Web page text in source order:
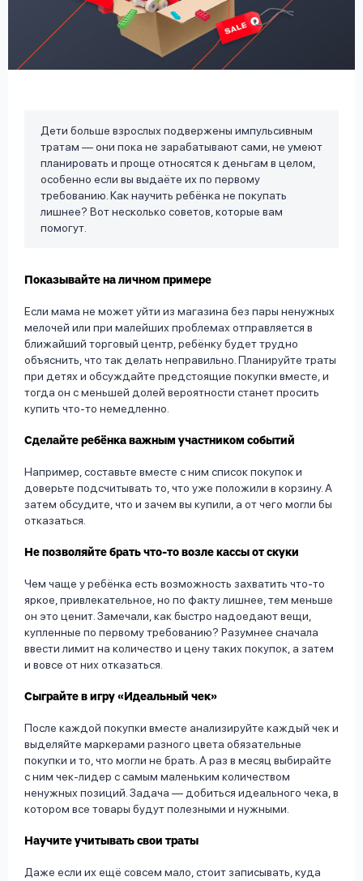
Дети больше взрослых подвержены импульсивным
тратам — они пока не зарабатывают сами, не умеют
планировать и проще относятся к деньгам в целом,
особенно если вы выдаёте их по первому
требованию. Как научить ребёнка не покупать
лишнее? Вот несколько советов, которые вам
помогут.
Показывайте на личном примере
Если мама не может уйти из магазина без пары ненужных
мелочей или при малейших проблемах отправляется в
ближайший торговый центр, ребёнку будет трудно
объяснить, что так делать неправильно. Планируйте траты
при детях и обсуждайте предстоящие покупки вместе, и
тогда он с меньшей долей вероятности станет просить
купить что-то немедленно.
Сделайте ребёнка важным участником событий
Например, составьте вместе с ним список покупок и
доверьте подсчитывать то, что уже положили в корзину. А
затем обсудите, что и зачем вы купили, а от чего могли бы
отказаться.
Не позволяйте брать что-то возле кассы от скуки
Чем чаще у ребёнка есть возможность захватить что-то
яркое, привлекательное, но по факту лишнее, тем меньше
он это ценит. Замечали, как быстро надоедают вещи,
купленные по первому требованию? Разумнее сначала
ввести лимит на количество и цену таких покупок, а затем
и вовсе от них отказаться.
Сыграйте в игру «Идеальный чек»
После каждой покупки вместе анализируйте каждый чек и
выделяйте маркерами разного цвета обязательные
покупки и то, что могли не брать. А раз в месяц выбирайте
с ним чек-лидер с самым маленьким количеством
ненужных позиций. Задача — добиться идеального чека, в
котором все товары будут полезными и нужными.
Научите учитывать свои траты
Даже если их ещё совсем мало, стоит записывать, куда
Оформить заявку
Войти под другим номером
Ответы
на
вопросы
данных